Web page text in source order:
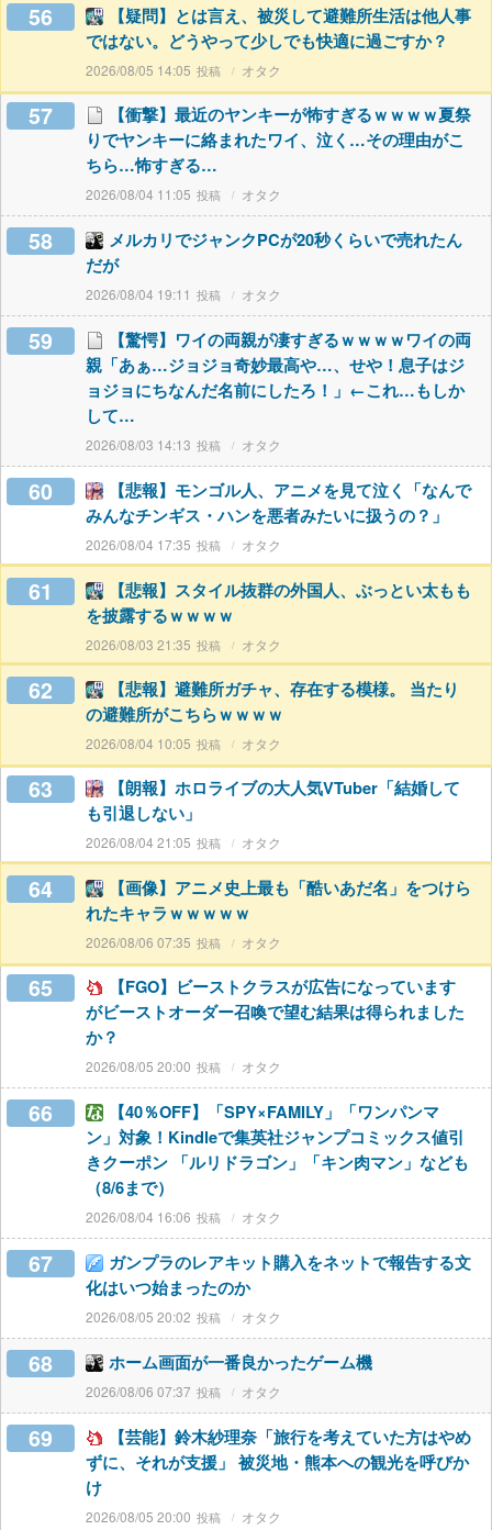
56
【疑問】とは言え、被災して避難所生活は他人事
ではない。どうやって少しでも快適に過ごすか？
2026/08/05 14:05 オタク
57
【衝撃】最近のヤンキーが怖すぎるｗｗｗｗ夏祭
りでヤンキーに絡まれたワイ、泣く…その理由がこ
ちら…怖すぎる…
2026/08/04 11:05 オタク
58
メルカリでジャンクPCが20秒くらいで売れたん
だが
2026/08/04 19:11 オタク
59
【驚愕】ワイの両親が凄すぎるｗｗｗｗワイの両
親「あぁ…ジョジョ奇妙最高や…、せや！息子はジ
ョジョにちなんだ名前にしたろ！」←これ…もしか
して…
2026/08/03 14:13 オタク
60
【悲報】モンゴル人、アニメを見て泣く「なんで
みんなチンギス・ハンを悪者みたいに扱うの？」
2026/08/04 17:35 オタク
61
【悲報】スタイル抜群の外国人、ぶっとい太もも
を披露するｗｗｗｗ
2026/08/03 21:35 オタク
62
【悲報】避難所ガチャ、存在する模様。 当たり
の避難所がこちらｗｗｗｗ
2026/08/04 10:05 オタク
63
【朗報】ホロライブの大人気VTuber「結婚して
も引退しない」
2026/08/04 21:05 オタク
64
【画像】アニメ史上最も「酷いあだ名」をつけら
れたキャラｗｗｗｗｗ
2026/08/06 07:35 オタク
65
【FGO】ビーストクラスが広告になっています
がビーストオーダー召喚で望む結果は得られました
か？
2026/08/05 20:00 オタク
66
【40％OFF】「SPY×FAMILY」「ワンパンマ
ン」対象！Kindleで集英社ジャンプコミックス値引
きクーポン 「ルリドラゴン」「キン肉マン」なども
（8/6まで）
2026/08/04 16:06 オタク
67
ガンプラのレアキット購入をネットで報告する文
化はいつ始まったのか
2026/08/05 20:02 オタク
68 ホーム画面が一番良かったゲーム機
2026/08/06 07:37 オタク
69
【芸能】鈴木紗理奈「旅行を考えていた方はやめ
ずに、それが支援」 被災地・熊本への観光を呼びか
け
2026/08/05 20:00 オタク